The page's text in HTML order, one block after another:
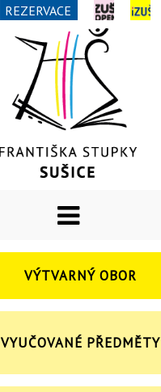
REZERVACE
VÝTVARNÝ OBOR
VYUČOVANÉ PŘEDMĚTY